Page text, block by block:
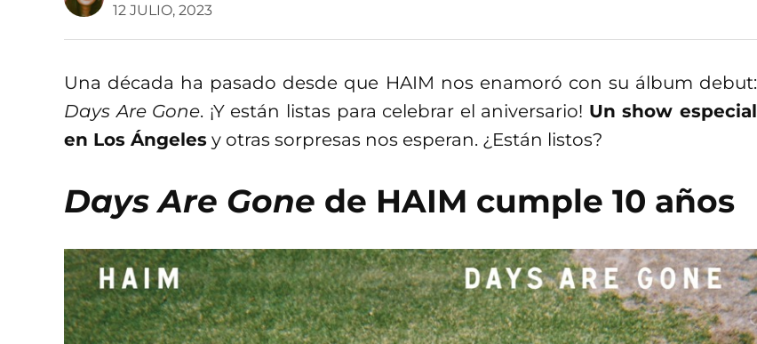
12 JULIO, 2023
Una década ha pasado desde que HAIM nos enamoró con su álbum debut:
Days Are Gone. ¡Y están listas para celebrar el aniversario! Un show especial
en Los Ángeles y otras sorpresas nos esperan. ¿Están listos?
Days Are Gone de HAIM cumple 10 años